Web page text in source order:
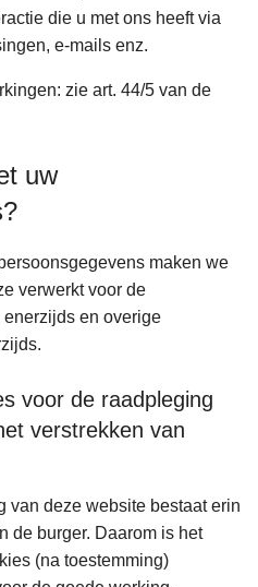
die u met ons heeft via
e-mails enz.
zie art. 44/5 van de
uw
maken we
verwerkt voor de
en overige
voor de raadpleging
verstrekken van
van deze website bestaat erin
de burger. Daarom is het
(na toestemming)